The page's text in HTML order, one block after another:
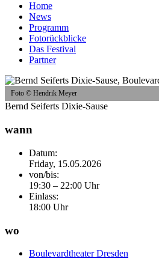
Home
News
Programm
Fotorückblicke
Das Festival
Partner
Foto © Hendrik Meyer
Bernd Seiferts Dixie-Sause
wann
Datum:
Friday, 15.05.2026
von/bis:
19:30 – 22:00 Uhr
Einlass:
18:00 Uhr
wo
Boulevardtheater Dresden